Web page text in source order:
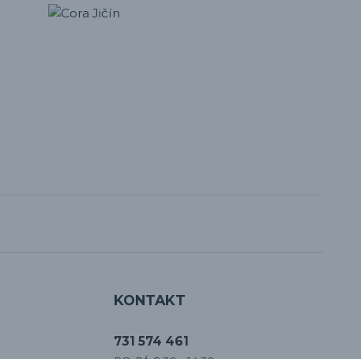
KONTAKT
731 574 461